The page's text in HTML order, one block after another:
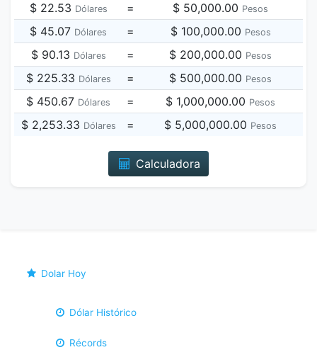
$ 22.53 Dólares = $ 50,000.00 Pesos
$ 45.07 Dólares = $ 100,000.00 Pesos
$ 90.13 Dólares = $ 200,000.00 Pesos
$ 225.33 Dólares = $ 500,000.00 Pesos
$ 450.67 Dólares = $ 1,000,000.00 Pesos
$ 2,253.33 Dólares = $ 5,000,000.00 Pesos
Calculadora
Dolar Hoy
Dólar Histórico
Récords